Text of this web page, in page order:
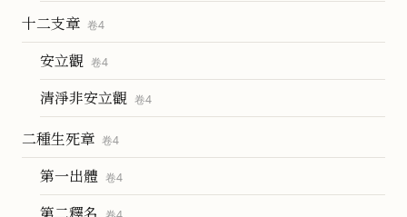
十二支章 卷4
安立觀 卷4
清淨非安立觀 卷4
二種生死章 卷4
第一出體 卷4
第二釋名